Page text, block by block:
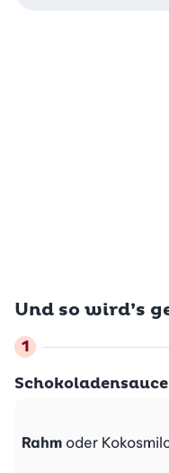
Und so wird’s
Schokoladensauce
Rahm oder